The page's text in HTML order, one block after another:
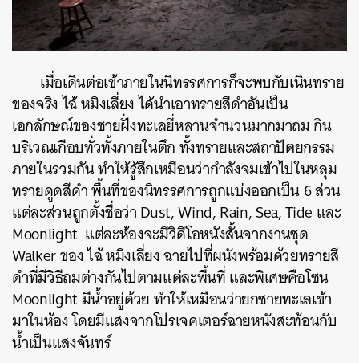
เมื่อเดินต่อเข้าภายในนิทรรศการก็จะพบกับเนินทราย
ของจริง ไฉ้ หมิงเลี่ยง ได้นำเอาทรายสีดำอันเป็น
เอกลักษณ์ของชายฝั่งทะเลยี่หลานจำนวนมากมาถม กิน
บริเวณเกือบทั่วทั้งภายในตึก ทั้งทรายและสถาปัตยกรรม
ภายในรวมกัน ทำให้รู้สึกเหมือนว่ากำลังจมเข้าไปในหลุม
ทรายดูดสีดำ พื้นที่ของนิทรรศการถูกแบ่งออกเป็น 6 ส่วน
แต่ละส่วนถูกตั้งชื่อว่า Dust, Wind, Rain, Sea, Tide และ
Moonlight แต่ละห้องจะมีวิดีโอหนังสั้นจากงานชุด
Walker ของ ไฉ้ หมิงเลี่ยง ฉายไปที่ผนังพร้อมด้วยทรายสี
ดำที่มีวิธีถมต่างกันไปตามแต่ละพื้นที่ และพิเศษคือโซน
Moonlight มีน้ำอยู่ด้วย ทำให้เหมือนว่ายกชายทะเลเข้า
มาในห้อง โดยมีแสงจากโปรเจคเตอร์ฉายหนังสะท้อนกับ
น้ำเป็นแสงจันทร์